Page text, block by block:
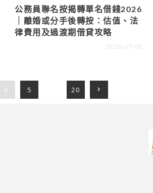
公務員聯名按揭轉單名借錢2026
｜離婚或分手後轉按：估值、法
律費用及過渡期借貸攻略
2026-07-05
4 5 20